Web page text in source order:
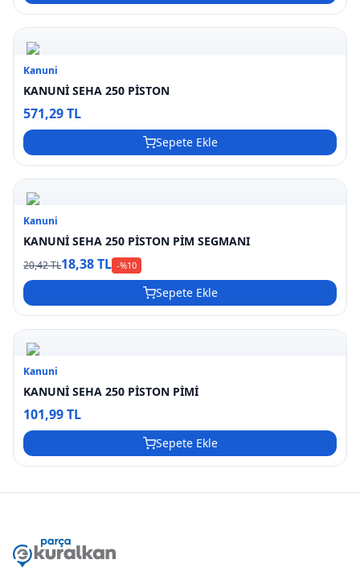
Kanuni
KANUNİ SEHA 250 PİSTON
571,29 TL
Sepete Ekle
Kanuni
KANUNİ SEHA 250 PİSTON PİM SEGMANI
20,42 TL18,38 TL -%10
Sepete Ekle
Kanuni
KANUNİ SEHA 250 PİSTON PİMİ
101,99 TL
Sepete Ekle